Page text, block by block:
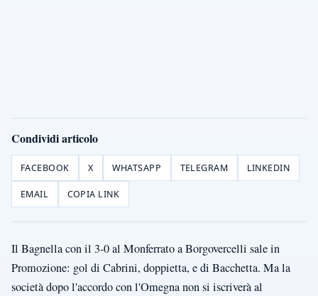
Condividi articolo
FACEBOOK X WHATSAPP TELEGRAM LINKEDIN
EMAIL COPIA LINK
Il Bagnella con il 3-0 al Monferrato a Borgovercelli sale in
Promozione: gol di Cabrini, doppietta, e di Bacchetta. Ma la
società dopo l'accordo con l'Omegna non si iscriverà al